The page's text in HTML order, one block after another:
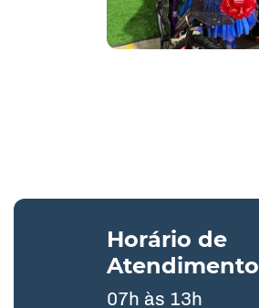
Horário de
Atendimento
07h às 13h